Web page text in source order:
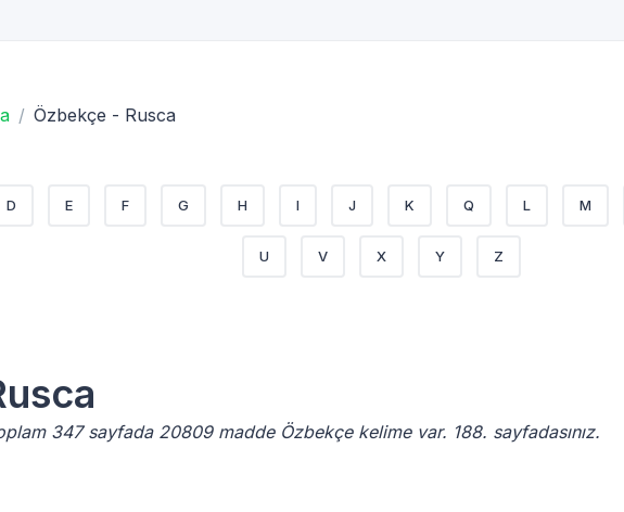
Özbekçe - Rusca
D E F G H I J K Q L M
U V X Y Z
347 sayfada 20809 madde Özbekçe kelime var. 188. sayfadasınız.